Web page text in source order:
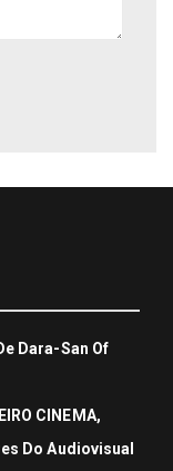
Dara-San Of
CINEMA,
Do Audiovisual